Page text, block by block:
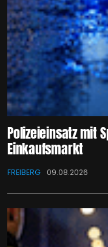
Polizeieinsatz mit
Einkaufsmarkt
FREIBERG 09.08.2026